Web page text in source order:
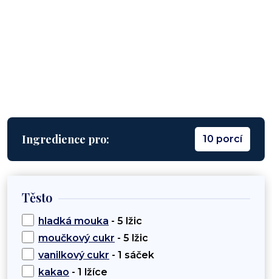
Ingredience pro: 10 porcí
Těsto
hladká mouka - 5 lžic
moučkový cukr - 5 lžic
vanilkový cukr - 1 sáček
kakao - 1 lžíce